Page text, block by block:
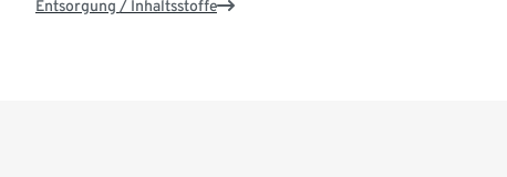
Entsorgung / Inhaltsstoffe